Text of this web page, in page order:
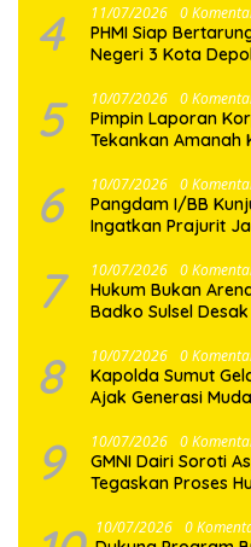
4 11/07/2026 0
PHMI Siap
Negeri 3 Kota
Miliar Lebih
5 10/07/2026 0
Pimpin Laporan
Tekankan Amanah
6 10/07/2026 0
Pangdam I/BB
Ingatkan Prajurit
7 10/07/2026 0
Hukum Bukan
Badko Sulsel
8 10/07/2026 0
Kapolda Sumut
Ajak Generasi
9 10/07/2026 0
GMNI Dairi Soroti
Tegaskan Proses
10/07/2026 0